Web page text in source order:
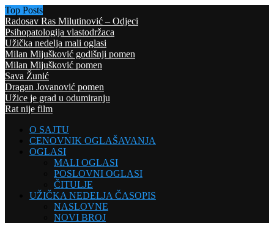
Top Posts
Radosav Ras Milutinović – Odjeci
Psihopatologija vlastodržaca
Užička nedelja mali oglasi
Milan Mijušković godišnji pomen
Milan Mijušković pomen
Sava Žunić
Dragan Jovanović pomen
Užice je grad u odumiranju
Rat nije film
O SAJTU
CENOVNIK OGLAŠAVANJA
OGLASI
MALI OGLASI
POSLOVNI OGLASI
ČITULJE
UŽIČKA NEDELJA ČASOPIS
NASLOVNE
NOVI BROJ